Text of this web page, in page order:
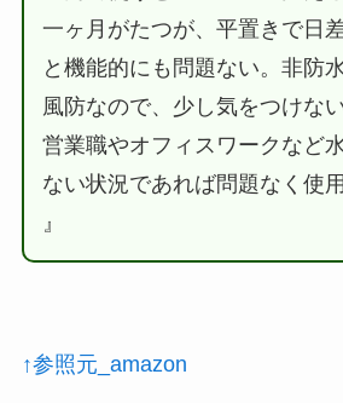
一ヶ月がたつが、平置きで日
と機能的にも問題ない。非防
風防なので、少し気をつけな
営業職やオフィスワークなど
ない状況であれば問題なく使
』
↑参照元_amazon